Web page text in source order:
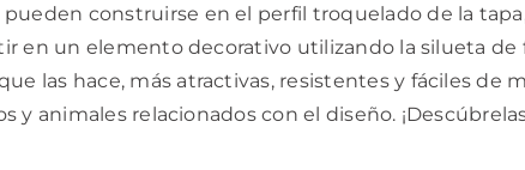
construirse en el perfil troquelado de la
en un elemento decorativo utilizando la silueta
las hace, más atractivas, resistentes y fáciles de
y animales relacionados con el diseño.